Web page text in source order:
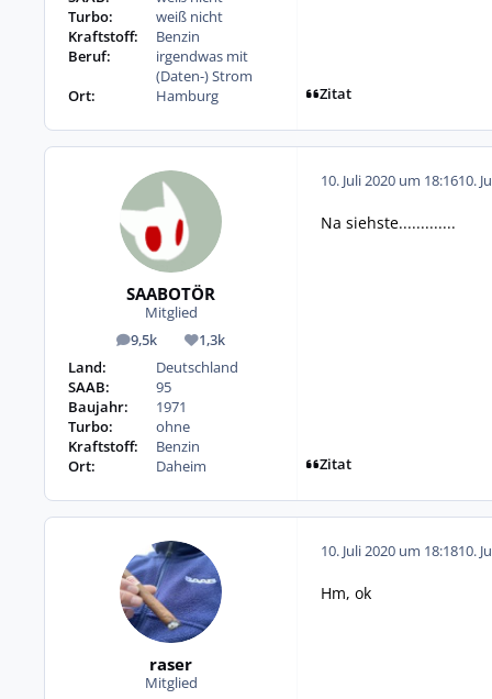
Turbo:
weiß nicht
Kraftstoff:
Benzin
Beruf:
irgendwas mit
(Daten-) Strom
Ort:
Hamburg Zitat
SAABOTÖR
Mitglied
9,5k
Beiträge 1,3k
Reputation
Land:
Deutschland
SAAB:
95
Baujahr:
1971
Turbo:
ohne
Kraftstoff:
Benzin
Ort:
Daheim
10. Juli 2020 um 18:1610.
Na siehste.............
Zitat
raser
Mitglied
10. Juli 2020 um 18:1810.
Hm, ok